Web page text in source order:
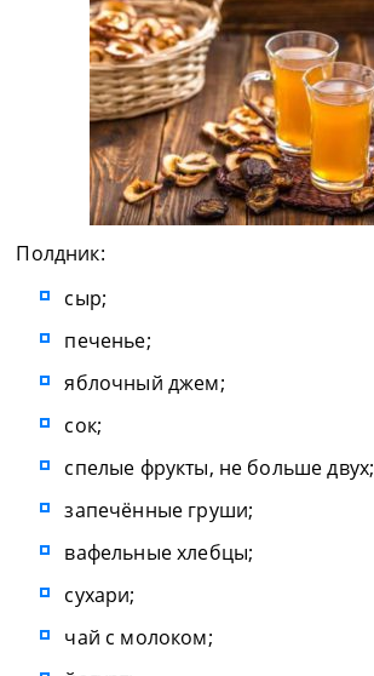
Полдник:
сыр;
печенье;
яблочный джем;
сок;
спелые фрукты, не больше двух;
запечённые груши;
вафельные хлебцы;
сухари;
чай с молоком;